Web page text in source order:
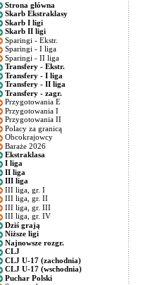
Strona główna
Skarb Ekstraklasy
Skarb I ligi
Skarb II ligi
Sparingi - Ekstr.
Sparingi - I liga
Sparingi - II liga
Transfery - Ekstr.
Transfery - I liga
Transfery - II liga
Transfery - zagr.
Przygotowania E
Przygotowania I
Przygotowania II
Polacy za granicą
Obcokrajowcy
Baraże 2026
Ekstraklasa
I liga
II liga
III liga
III liga, gr. I
III liga, gr. II
III liga, gr. III
III liga, gr. IV
Dziś grają
Niższe ligi
Najnowsze rozgr.
CLJ
CLJ U-17 (zachodnia)
CLJ U-17 (wschodnia)
Puchar Polski